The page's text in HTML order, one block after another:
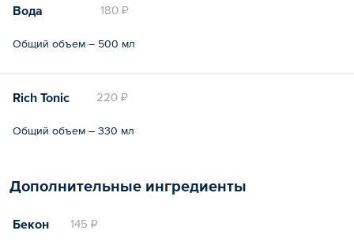
180 ₽
Вода
Общий объем – 500 мл
220 ₽
Rich Tonic
Общий объем – 330 мл
Дополнительные ингредиенты
145 ₽
Бекон